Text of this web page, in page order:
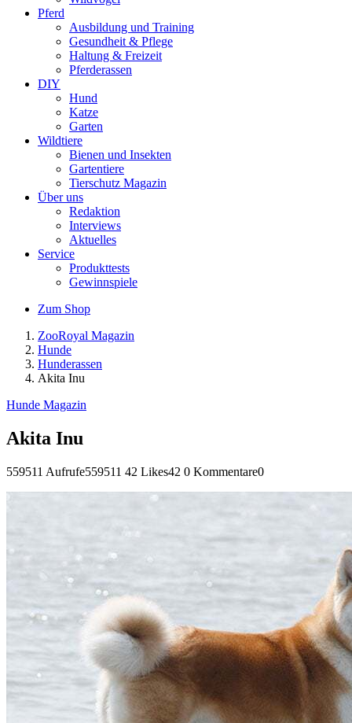
Pferd
Ausbildung und Training
Gesundheit & Pflege
Haltung & Freizeit
Pferderassen
DIY
Hund
Katze
Garten
Wildtiere
Bienen und Insekten
Gartentiere
Tierschutz Magazin
Über uns
Redaktion
Interviews
Aktuelles
Service
Produkttests
Gewinnspiele
Zum Shop
ZooRoyal Magazin
Hunde
Hunderassen
Akita Inu
Hunde Magazin
Akita Inu
559511 Aufrufe559511 42 Likes42 0 Kommentare0